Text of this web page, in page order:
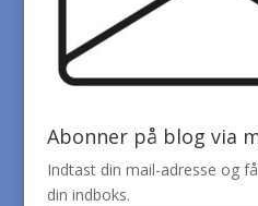
Abonner på blog via
Indtast din mail-adresse og
din indboks.